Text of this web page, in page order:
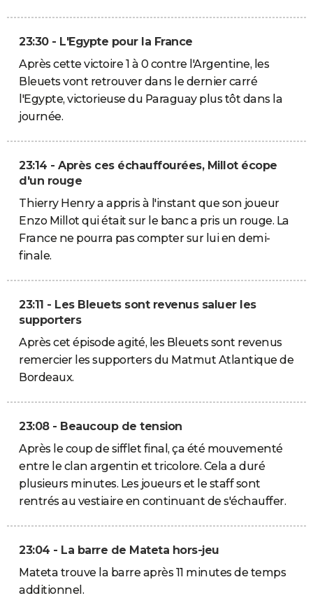
23:30 - L'Egypte pour la France
Après cette victoire 1 à 0 contre l'Argentine, les
Bleuets vont retrouver dans le dernier carré
l'Egypte, victorieuse du Paraguay plus tôt dans la
journée.
23:14 - Après ces échauffourées, Millot écope
d'un rouge
Thierry Henry a appris à l'instant que son joueur
Enzo Millot qui était sur le banc a pris un rouge. La
France ne pourra pas compter sur lui en demi-
finale.
23:11 - Les Bleuets sont revenus saluer les
supporters
Après cet épisode agité, les Bleuets sont revenus
remercier les supporters du Matmut Atlantique de
Bordeaux.
23:08 - Beaucoup de tension
Après le coup de sifflet final, ça été mouvementé
entre le clan argentin et tricolore. Cela a duré
plusieurs minutes. Les joueurs et le staff sont
rentrés au vestiaire en continuant de s'échauffer.
23:04 - La barre de Mateta hors-jeu
Mateta trouve la barre après 11 minutes de temps
additionnel.